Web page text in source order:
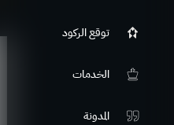
توقع الركود
الخدمات
المدونة